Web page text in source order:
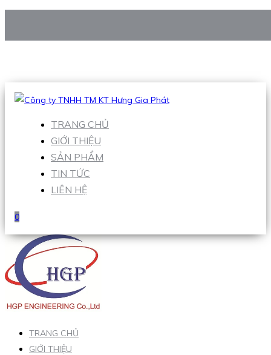
Hotline:0938 906 663
TRANG CHỦ
GIỚI THIỆU
SẢN PHẨM
TIN TỨC
LIÊN HỆ
0
TRANG CHỦ
GIỚI THIỆU